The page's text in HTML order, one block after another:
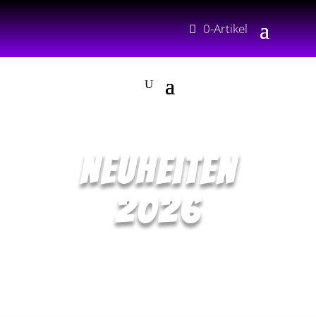
0-Artikel
Neuheiten
2026